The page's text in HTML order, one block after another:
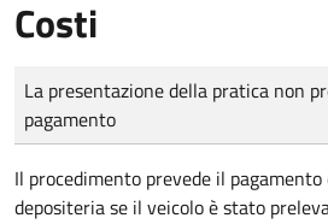
Costi
Tipo di pagamento
Importo
La presentazione della pratica non
pagamento
Il procedimento prevede il pagamento
depositeria se il veicolo è stato